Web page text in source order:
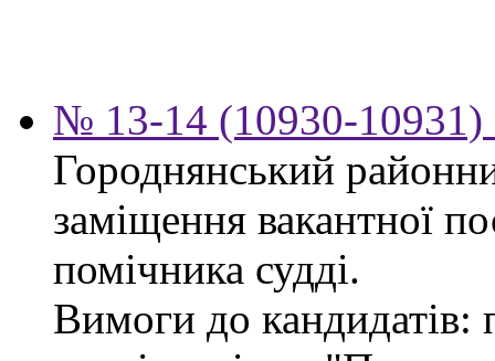
№ 13-14 (10930-10931)
Городнянський
заміщення вакантної
помічника судді.
Вимоги до кандидатів: